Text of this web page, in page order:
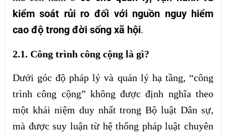
kiểm soát rủi ro đối với nguồn nguy hiểm
cao độ trong đời sống xã hội.
2.1. Công trình công cộng là gì?
Dưới góc độ pháp lý và quản lý hạ tầng, “công
trình công cộng” không được định nghĩa theo
một khái niệm duy nhất trong Bộ luật Dân sự,
mà được suy luận từ hệ thống pháp luật chuyên